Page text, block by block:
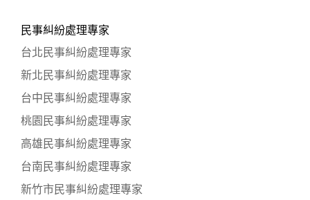
民事糾紛處理專家
台北民事糾紛處理專家
新北民事糾紛處理專家
台中民事糾紛處理專家
桃園民事糾紛處理專家
高雄民事糾紛處理專家
台南民事糾紛處理專家
新竹市民事糾紛處理專家